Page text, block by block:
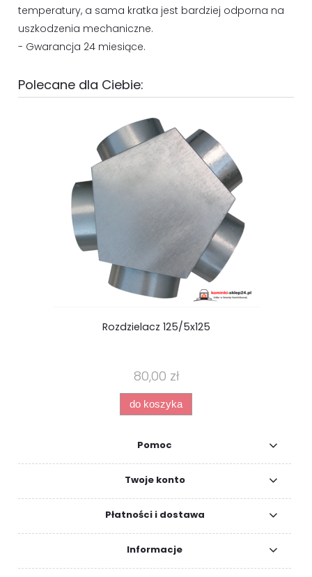
temperatury, a sama kratka jest bardziej odporna na
uszkodzenia mechaniczne.
- Gwarancja 24 miesiące.
Polecane dla Ciebie:
Rozdzielacz 125/5x125
80,00 zł
do koszyka
Pomoc
Twoje konto
Płatności i dostawa
Informacje